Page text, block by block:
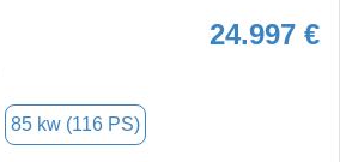
24.997 €
85 kw (116 PS)